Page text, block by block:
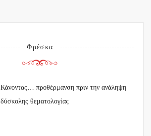
Φρέσκα
Κάνοντας… προθέρμανση πριν την ανάληψη
δύσκολης θεματολογίας